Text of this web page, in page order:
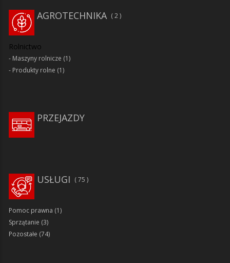
AGROTECHNIKA 2
Rolnictwo
Maszyny rolnicze (1)
Produkty rolne (1)
PRZEJAZDY
75
USŁUGI
Pomoc prawna (1)
Sprzątanie (3)
Pozostałe (74)